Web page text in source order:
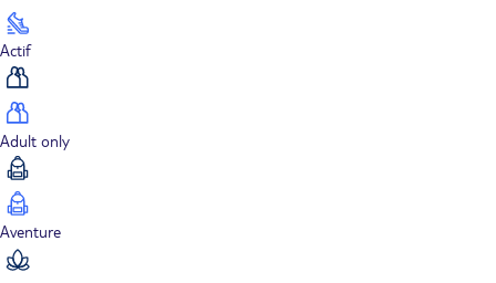
Actif
Adult only
Aventure